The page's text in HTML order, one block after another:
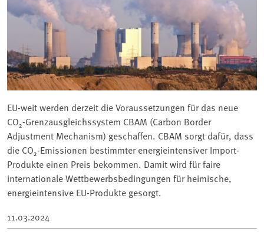
EU-weit werden derzeit die Voraussetzungen für das neue
CO₂-Grenzausgleichssystem CBAM (Carbon Border
Adjustment Mechanism) geschaffen. CBAM sorgt dafür, dass
die CO₂-Emissionen bestimmter energieintensiver Import-
Produkte einen Preis bekommen. Damit wird für faire
internationale Wettbewerbsbedingungen für heimische,
energieintensive EU-Produkte gesorgt.
11.03.2024